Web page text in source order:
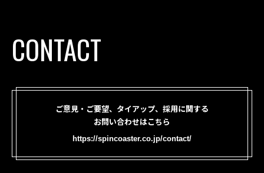
CONTACT
ご意見・ご要望、タイアップ、採用に関する
お問い合わせはこちら
https://spincoaster.co.jp/contact/